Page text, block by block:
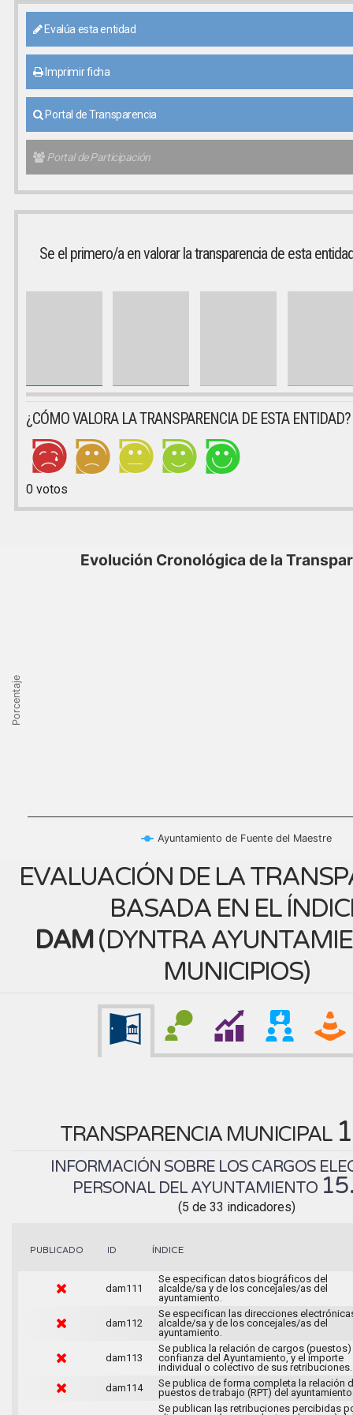
Evalúa esta entidad
Imprimir ficha
Portal de Transparencia
Portal de Participación
Se el primero/a en valorar la transparencia de esta
¿CÓMO VALORA LA TRANSPARENCIA DE ESTA ENTIDAD?
0votos
Porcentaje
Evolución Cronológica de la
Ayuntamiento de Fuente del Maestre
EVALUACIÓN DE LA
BASADA EN EL
DAM(DYNTRA
MUNICIPIOS)
TRANSPARENCIA MUNICIPAL
INFORMACIÓN SOBRE LOS CARGOS
PERSONAL DEL AYUNTAMIENTO
(5 de 33 indicadores)
PUBLICADO ID ÍNDICE
dam111
Se especifican datos biográficos del
alcalde/sa y de los concejales/as del
ayuntamiento.
dam112
Se especifican las direcciones
alcalde/sa y de los concejales/as del
ayuntamiento.
dam113
Se publica la relación de cargos
confianza del Ayuntamiento, y el importe
individual o colectivo de sus retribuciones.
dam114
Se publica de forma completa la relación
puestos de trabajo (RPT) del
Se publican las retribuciones percibidas